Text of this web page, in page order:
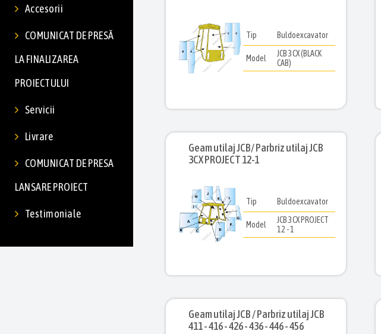
Accesorii
COMUNICAT DE PRESĂ
LA FINALIZAREA
PROIECTULUI
Servicii
Livrare
COMUNICAT DE PRESA
LANSARE PROIECT
Testimoniale
Tip Buldoexcavator
Model
JCB 3CX (BLACK
CAB)
Geam utilaj JCB/ Parbriz utilaj JCB
3CX PROJECT 12-1
Tip Buldoexcavator
Model
JCB 3CX PROJECT
12 - 1
Geam utilaj JCB / Parbriz utilaj JCB
411 - 416 - 426 - 436 - 446 - 456